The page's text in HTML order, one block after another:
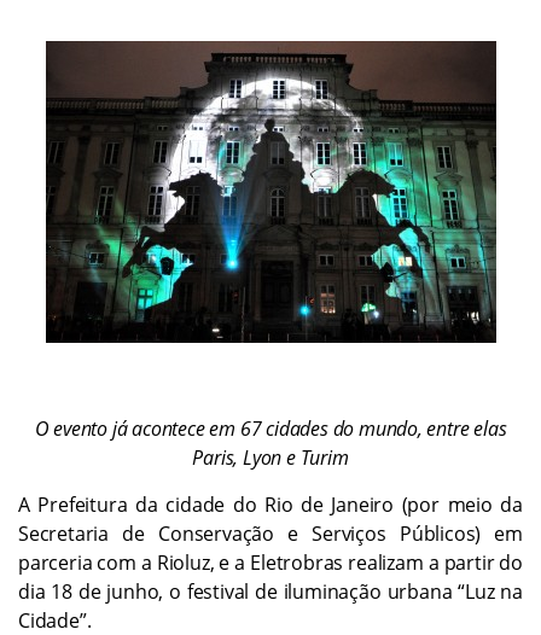
O evento já acontece em 67 cidades do mundo, entre elas
Paris, Lyon e Turim
A Prefeitura da cidade do Rio de Janeiro (por meio da
Secretaria de Conservação e Serviços Públicos) em
parceria com a Rioluz, e a Eletrobras realizam a partir do
dia 18 de junho, o festival de iluminação urbana “Luz na
Cidade”.